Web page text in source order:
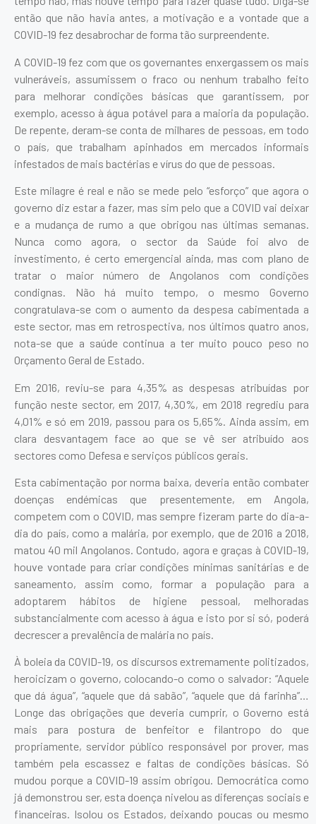
então que não havia antes, a motivação e a vontade que a
COVID-19 fez desabrochar de forma tão surpreendente.
A COVID-19 fez com que os governantes enxergassem os mais
vulneráveis, assumissem o fraco ou nenhum trabalho feito
para melhorar condições básicas que garantissem, por
exemplo, acesso à água potável para a maioria da população.
De repente, deram-se conta de milhares de pessoas, em todo
o país, que trabalham apinhados em mercados informais
infestados de mais bactérias e vírus do que de pessoas.
Este milagre é real e não se mede pelo “esforço” que agora o
governo diz estar a fazer, mas sim pelo que a COVID vai deixar
e a mudança de rumo a que obrigou nas últimas semanas.
Nunca como agora, o sector da Saúde foi alvo de
investimento, é certo emergencial ainda, mas com plano de
tratar o maior número de Angolanos com condições
condignas. Não há muito tempo, o mesmo Governo
congratulava-se com o aumento da despesa cabimentada a
este sector, mas em retrospectiva, nos últimos quatro anos,
nota-se que a saúde continua a ter muito pouco peso no
Orçamento Geral de Estado.
Em 2016, reviu-se para 4,35% as despesas atribuídas por
função neste sector, em 2017, 4,30%, em 2018 regrediu para
4,01% e só em 2019, passou para os 5,65%. Ainda assim, em
clara desvantagem face ao que se vê ser atribuído aos
sectores como Defesa e serviços públicos gerais.
Esta cabimentação por norma baixa, deveria então combater
doenças endémicas que presentemente, em Angola,
competem com o COVID, mas sempre fizeram parte do dia-a-
dia do país, como a malária, por exemplo, que de 2016 a 2018,
matou 40 mil Angolanos. Contudo, agora e graças à COVID-19,
houve vontade para criar condições mínimas sanitárias e de
saneamento, assim como, formar a população para a
adoptarem hábitos de higiene pessoal, melhoradas
substancialmente com acesso à água e isto por si só, poderá
decrescer a prevalência de malária no país.
À boleia da COVID-19, os discursos extremamente politizados,
heroicizam o governo, colocando-o como o salvador: “Aquele
que dá água”, “aquele que dá sabão”, “aquele que dá farinha”…
Longe das obrigações que deveria cumprir, o Governo está
mais para postura de benfeitor e filantropo do que
propriamente, servidor público responsável por prover, mas
também pela escassez e faltas de condições básicas. Só
mudou porque a COVID-19 assim obrigou. Democrática como
já demonstrou ser, esta doença nivelou as diferenças sociais e
financeiras. Isolou os Estados, deixando poucas ou mesmo